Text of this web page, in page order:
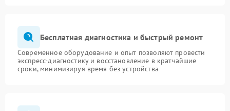
Бесплатная диагностика и быстрый ремонт
Современное оборудование и опыт позволяют провести
экспресс-диагностику и восстановление в кратчайшие
сроки, минимизируя время без устройства